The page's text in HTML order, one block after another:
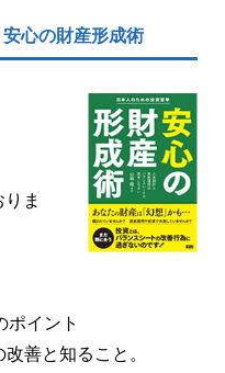
心の財産形成術
ま
ポイント
善と知ること。